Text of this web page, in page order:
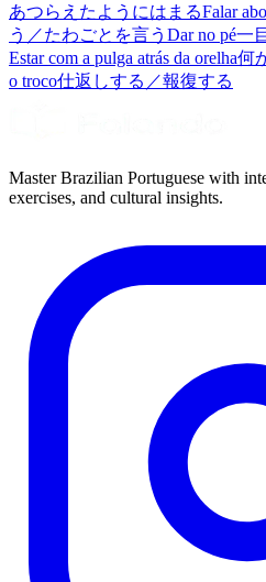
あつらえたようにはまるFalar
う／たわごとを言う Dar no pé一
Estar com a pulga atrás da orelha何
o troco仕返しする／報復する
Master Brazilian Portuguese with
exercises, and cultural insights.